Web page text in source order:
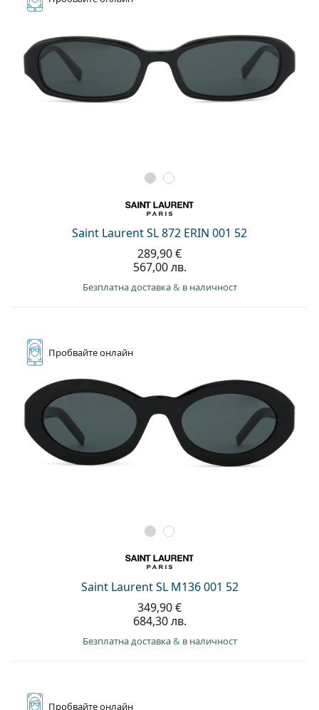
Saint Laurent SL 872 ERIN 001 52
289,90 €
567,00 лв.
Безплатна доставка& в наличност
Пробвайтеонлайн
Saint Laurent SL M136 001 52
349,90 €
684,30 лв.
Безплатна доставка& в наличност
Пробвайтеонлайн